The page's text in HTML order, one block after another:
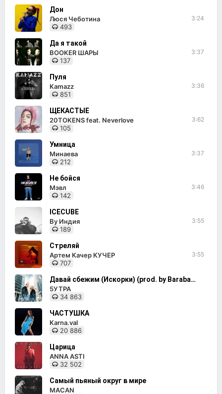
Дон
Люся Чеботина
493
3:24
Да я такой
BOOKER ШАРЫ
137
3:37
Пуля
Kamazz
851
3:36
ЩЕКАСТЫЕ
20TOKENS feat. Neverlove
105
3:62
Умница
Минаева
212
3:37
Не бойся
Мэвл
142
3:46
ICECUBE
By Индия
189
3:55
Стреляй
Артем Качер КУЧЕР
707
3:55
Давай сбежим (Искорки) (prod. by Barabanov)
5УТРА
34 863
ЧАСТУШКА
Karna.val
20 886
Царица
ANNA ASTI
32 502
Самый пьяный округ в мире
MACAN